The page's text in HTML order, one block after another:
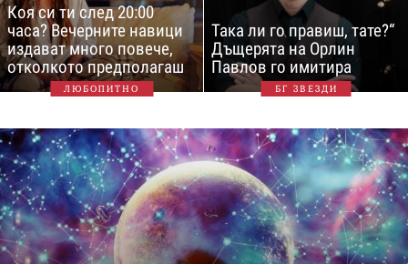
Коя си ти след 20:00
часа? Вечерните навици
издават много повече,
отколкото предполагаш
ЛЮБОПИТНО
Така ли го правиш, тате?“
Дъщерята на Орлин
Павлов го имитира
БГ ЗВЕЗДИ